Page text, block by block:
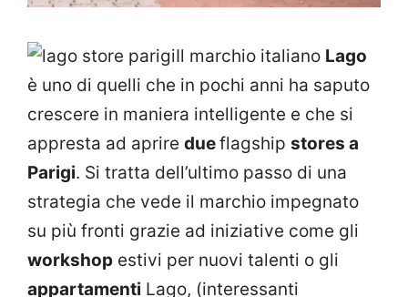
Il marchio italiano Lago
è uno di quelli che in pochi anni ha saputo
crescere in maniera intelligente e che si
appresta ad aprire dueflagship stores a
Parigi. Si tratta dell’ultimo passo di una
strategia che vede il marchio impegnato
su più fronti grazie ad iniziative come gli
workshop estivi per nuovi talenti o gli
appartamenti Lago, (interessanti